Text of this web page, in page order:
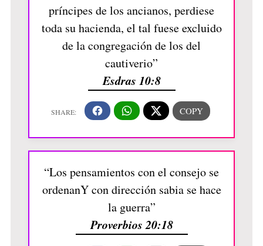
príncipes de los ancianos, perdiese
toda su hacienda, el tal fuese excluido
de la congregación de los del
cautiverio”
Esdras 10:8
“Los pensamientos con el consejo se
ordenanY con dirección sabia se hace
la guerra”
Proverbios 20:18